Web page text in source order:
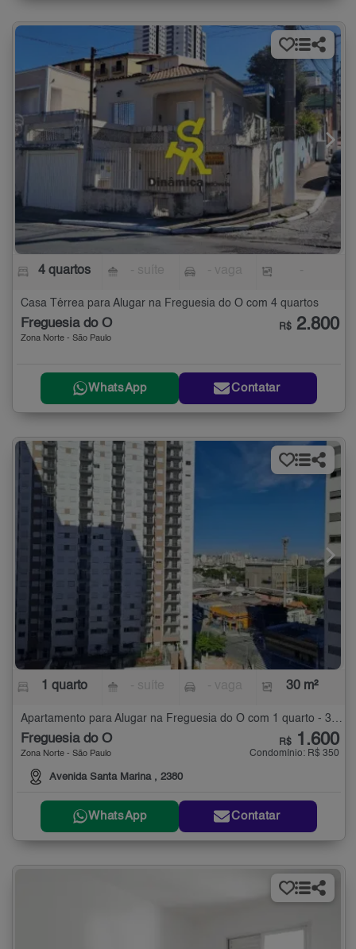
4 quartos
Casa Térrea para Alugar na Freguesia do Ó com 4 quartos
Freguesia do Ó
Zona Norte - São Paulo
R$ 2.800
WhatsApp Contatar
1 quarto 30 m²
Freguesia do Ó
Zona Norte - São Paulo
Avenida Santa Marina , 2380
R$ 1.600
Condomínio: R$ 350
WhatsApp Contatar